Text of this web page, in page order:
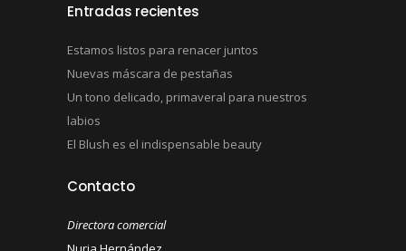
Entradas recientes
Estamos listos para renacer juntos
Nuevas máscara de pestañas
Un tono delicado, primaveral para nuestros
labios
El Blush es el indispensable beauty
Contacto
Directora comercial